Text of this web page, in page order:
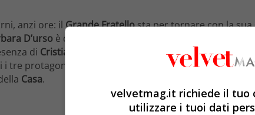
anzi ore: il Grande Fratellosta per tornare con la sua
D’urso è di nuovo al timone della conduzione che si
di Cristiano Malgioglio e Iva Zanicchi. Dopo le foto
tre protagonisti si sono concessi agli obiettivi dei
Casa.
velvetmag.it richiede il tuo
utilizzare i tuoi dati